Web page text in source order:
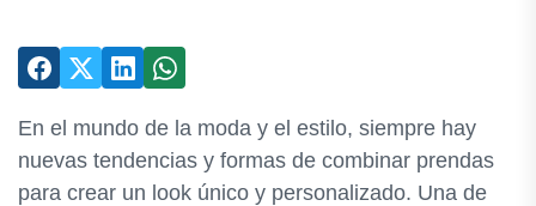
En el mundo de la moda y el estilo, siempre hay
nuevas tendencias y formas de combinar prendas
para crear un look único y personalizado. Una de